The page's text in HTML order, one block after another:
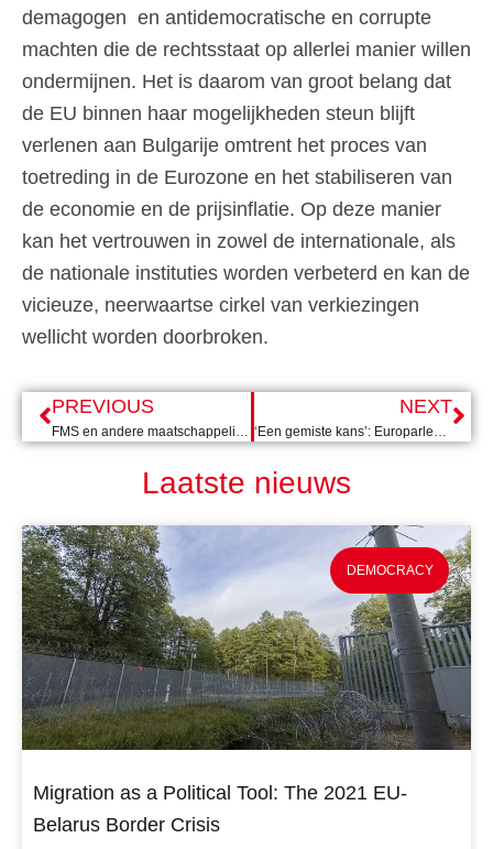
demagogen en antidemocratische en corrupte
machten die de rechtsstaat op allerlei manier willen
ondermijnen. Het is daarom van groot belang dat
de EU binnen haar mogelijkheden steun blijft
verlenen aan Bulgarije omtrent het proces van
toetreding in de Eurozone en het stabiliseren van
de economie en de prijsinflatie. Op deze manier
kan het vertrouwen in zowel de internationale, als
de nationale instituties worden verbeterd en kan de
vicieuze, neerwaartse cirkel van verkiezingen
wellicht worden doorbroken.
PREVIOUS NEXT
Laatste nieuws
DEMOCRACY
Migration as a Political Tool: The 2021 EU-
Belarus Border Crisis